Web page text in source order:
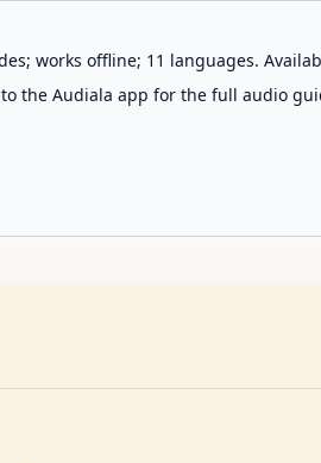
works offline; 11 languages.
the Audiala app for the full audio